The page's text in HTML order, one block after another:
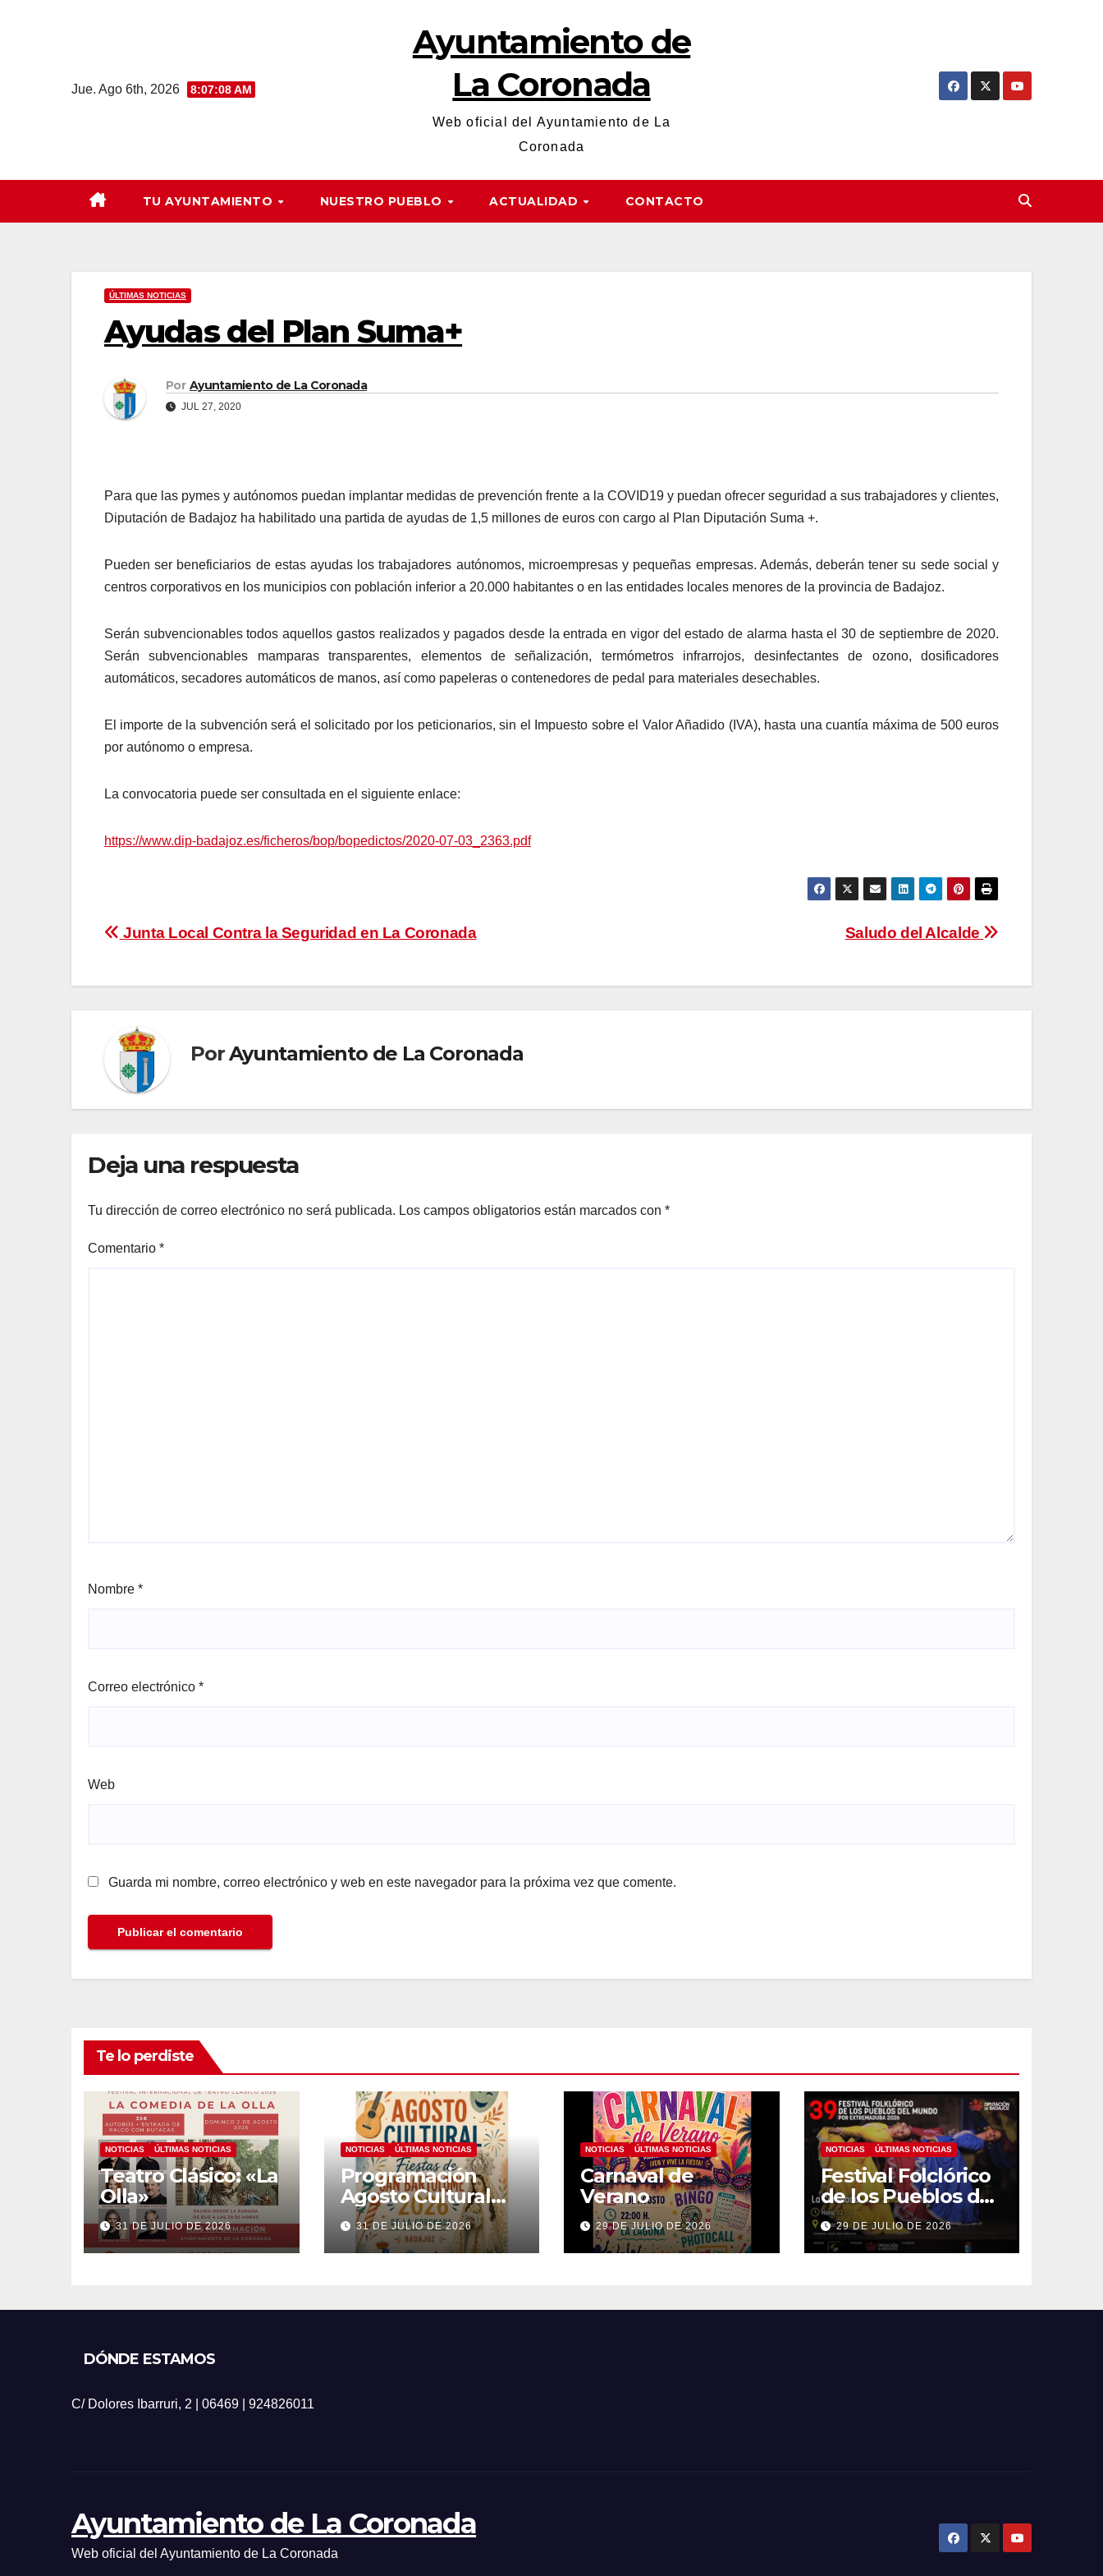
Jue. Ago 6th, 2026 8:07:09 AM
Ayuntamiento de
La Coronada
Web oficial del Ayuntamiento de La
Coronada
TU AYUNTAMIENTO NUESTRO PUEBLO ACTUALIDAD CONTACTO
ÚLTIMAS NOTICIAS
Ayudas del Plan Suma+
Por Ayuntamiento de La Coronada
JUL 27, 2020
Para que las pymes y autónomos puedan implantar medidas de prevención frente a la COVID19 y puedan ofrecer seguridad a sus trabajadores y clientes,
Diputación de Badajoz ha habilitado una partida de ayudas de 1,5 millones de euros con cargo al Plan Diputación Suma +.
Pueden ser beneficiarios de estas ayudas los trabajadores autónomos, microempresas y pequeñas empresas. Además, deberán tener su sede social y
centros corporativos en los municipios con población inferior a 20.000 habitantes o en las entidades locales menores de la provincia de Badajoz.
Serán subvencionables todos aquellos gastos realizados y pagados desde la entrada en vigor del estado de alarma hasta el 30 de septiembre de 2020.
Serán subvencionables mamparas transparentes, elementos de señalización, termómetros infrarrojos, desinfectantes de ozono, dosificadores
automáticos, secadores automáticos de manos, así como papeleras o contenedores de pedal para materiales desechables.
El importe de la subvención será el solicitado por los peticionarios, sin el Impuesto sobre el Valor Añadido (IVA), hasta una cuantía máxima de 500 euros
por autónomo o empresa.
La convocatoria puede ser consultada en el siguiente enlace:
https://www.dip-badajoz.es/ficheros/bop/bopedictos/2020-07-03_2363.pdf
Navegación
Saludo del Alcalde
Junta Local Contra la Seguridad en La Coronada
PorAyuntamiento de La Coronada
Deja una respuesta
Tu dirección de correo electrónico no será publicada. Los campos obligatorios están marcados con *
Comentario *
Nombre *
Correo electrónico *
Web
Guarda mi nombre, correo electrónico y web en este navegador para la próxima vez que comente.
Te lo perdiste
NOTICIAS ÚLTIMAS NOTICIAS
Teatro Clásico: «La
Olla»
31 DE JULIO DE 2026
NOTICIAS ÚLTIMAS NOTICIAS
Programación
Agosto Cultural
2026
31 DE JULIO DE 2026
NOTICIAS ÚLTIMAS NOTICIAS
Carnaval de
Verano
29 DE JULIO DE 2026
NOTICIAS ÚLTIMAS NOTICIAS
Festival Folclórico
de los Pueblos del
Mundo
29 DE JULIO DE 2026
DÓNDE ESTAMOS
C/ Dolores Ibarruri, 2 | 06469 | 924826011
Ayuntamiento de La Coronada
Web oficial del Ayuntamiento de La Coronada